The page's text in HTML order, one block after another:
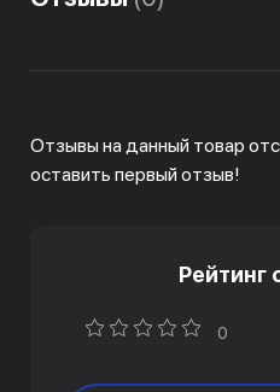
Отзывы на данный товар
оставить первый отзыв!
Рейтинг
0